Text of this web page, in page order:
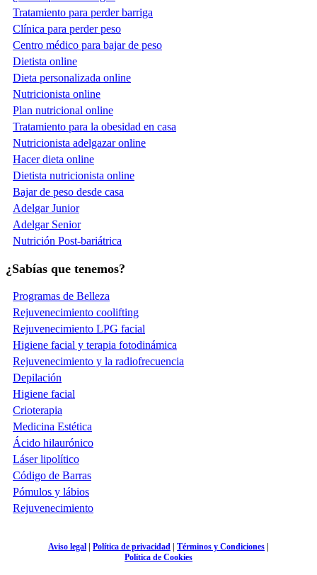
Tratamiento para perder barriga
Clínica para perder peso
Centro médico para bajar de peso
Dietista online
Dieta personalizada online
Nutricionista online
Plan nutricional online
Tratamiento para la obesidad en casa
Nutricionista adelgazar online
Hacer dieta online
Dietista nutricionista online
Bajar de peso desde casa
Adelgar Junior
Adelgar Senior
Nutrición Post-bariátrica
¿Sabías que tenemos?
Programas de Belleza
Rejuvenecimiento coolifting
Rejuvenecimiento LPG facial
Higiene facial y terapia fotodinámica
Rejuvenecimiento y la radiofrecuencia
Depilación
Higiene facial
Crioterapia
Medicina Estética
Ácido hilaurónico
Láser lipolítico
Código de Barras
Pómulos y lábios
Rejuvenecimiento
Aviso legal Política de privacidad Términos y Condiciones
Política de Cookies